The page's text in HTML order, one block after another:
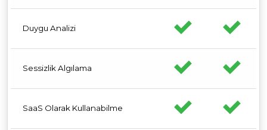
Duygu Analizi
Sessizlik Algılama
SaaS Olarak Kullanabilme